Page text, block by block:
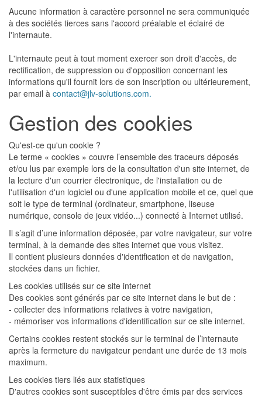
Aucune information à caractère personnel ne sera communiquée
à des sociétés tierces sans l'accord préalable et éclairé de
l'internaute.
L'internaute peut à tout moment exercer son droit d'accès, de
rectification, de suppression ou d'opposition concernant les
informations qu'il fournit lors de son inscription ou ultérieurement,
par email à contact@jlv-solutions.com.
Gestion des cookies
Qu'est-ce qu'un cookie ?
Le terme « cookies » couvre l’ensemble des traceurs déposés
et/ou lus par exemple lors de la consultation d'un site internet, de
la lecture d'un courrier électronique, de l'installation ou de
l'utilisation d'un logiciel ou d'une application mobile et ce, quel que
soit le type de terminal (ordinateur, smartphone, liseuse
numérique, console de jeux vidéo...) connecté à Internet utilisé.
Il s’agit d’une information déposée, par votre navigateur, sur votre
terminal, à la demande des sites internet que vous visitez.
Il contient plusieurs données d'identification et de navigation,
stockées dans un fichier.
Les cookies utilisés sur ce site internet
Des cookies sont générés par ce site internet dans le but de :
- collecter des informations relatives à votre navigation,
- mémoriser vos informations d'identification sur ce site internet.
Certains cookies restent stockés sur le terminal de l’internaute
après la fermeture du navigateur pendant une durée de 13 mois
maximum.
Les cookies tiers liés aux statistiques
D'autres cookies sont susceptibles d'être émis par des services